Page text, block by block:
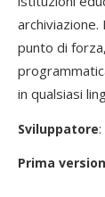
punto di
in qualsiasi
Sviluppatore:
Prima